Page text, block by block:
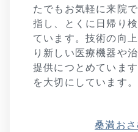
たでもお気軽に来院
指し、とくに日帰り
ています。技術の向
り新しい医療機器や
提供につとめていま
を大切にしています。
桑満お